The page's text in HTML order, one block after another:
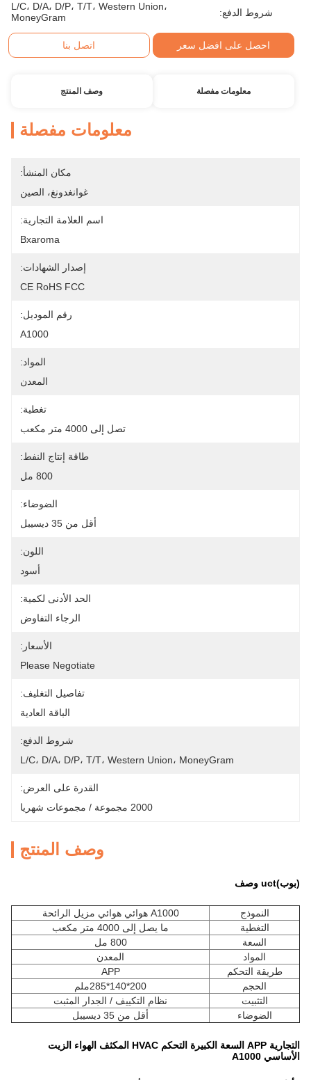
شروط الدفع:
L/C، D/A، D/P، T/T، Western Union،
MoneyGram
احصل على افضل سعر اتصل بنا
معلومات مفصلة وصف المنتج
معلومات مفصلة
مكان المنشأ:
غوانغدونغ، الصين
اسم العلامة التجارية:
Bxaroma
إصدار الشهادات:
CE RoHS FCC
رقم الموديل:
A1000
المواد:
المعدن
تغطية:
تصل إلى 4000 متر مكعب
طاقة إنتاج النفط:
800 مل
الضوضاء:
أقل من 35 ديسيبل
اللون:
أسود
الحد الأدنى لكمية:
الرجاء التفاوض
الأسعار:
Please Negotiate
تفاصيل التغليف:
الباقة العادية
شروط الدفع:
L/C، D/A، D/P، T/T، Western Union، MoneyGram
القدرة على العرض:
2000 مجموعة / مجموعات شهريا
وصف المنتج
(بوب)uct وصف
النموذج
A1000 هوائي هوائي مزيل الرائحة
التغطية
ما يصل إلى 4000 متر مكعب
السعة
800 مل
المواد
المعدن
طريقة التحكم
APP
الحجم
200*140*285ملم
التثبيت
نظام التكييف / الجدار المثبت
الضوضاء
أقل من 35 ديسيبل
التجارية APP السعة الكبيرة التحكم HVAC المكثف الهواء الزيت
الأساسي A1000